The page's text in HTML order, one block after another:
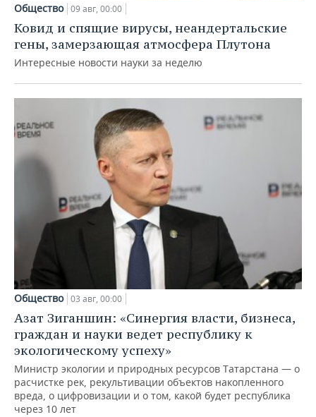
Общество 09 авг, 00:00
Ковид и спящие вирусы, неандертальские
гены, замерзающая атмосфера Плутона
Интересные новости науки за неделю
Общество 03 авг, 00:00
Азат Зиганшин: «Синергия власти, бизнеса,
граждан и науки ведет республику к
экологическому успеху»
Министр экологии и природных ресурсов Татарстана — о
расчистке рек, рекультивации объектов накопленного
вреда, о цифровизации и о том, какой будет республика
через 10 лет